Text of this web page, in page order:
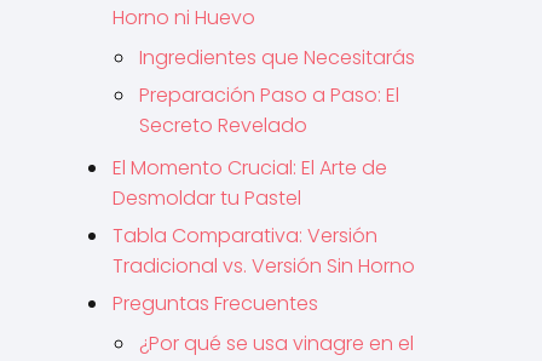
Horno ni Huevo
Ingredientes que Necesitarás
Preparación Paso a Paso: El
Secreto Revelado
El Momento Crucial: El Arte de
Desmoldar tu Pastel
Tabla Comparativa: Versión
Tradicional vs. Versión Sin Horno
Preguntas Frecuentes
¿Por qué se usa vinagre en el